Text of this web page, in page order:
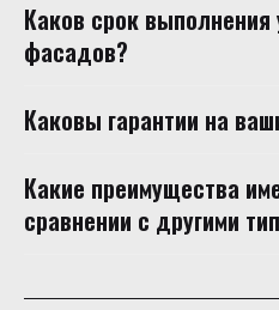
Каков срок выполнения
фасадов?
Каковы гарантии на
Какие преимущества
сравнении с другими